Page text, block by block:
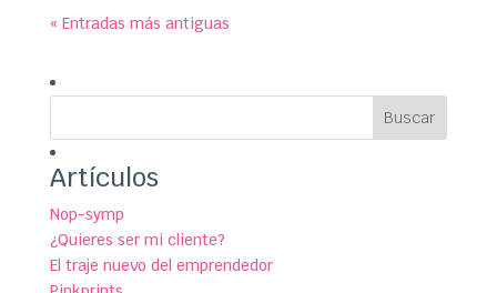
« Entradas más antiguas
Artículos
Nop-symp
¿Quieres ser mi cliente?
El traje nuevo del emprendedor